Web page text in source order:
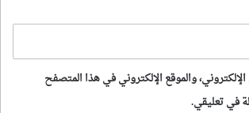
والموقع الإلكتروني في هذا المتصفح
في تعليقي.